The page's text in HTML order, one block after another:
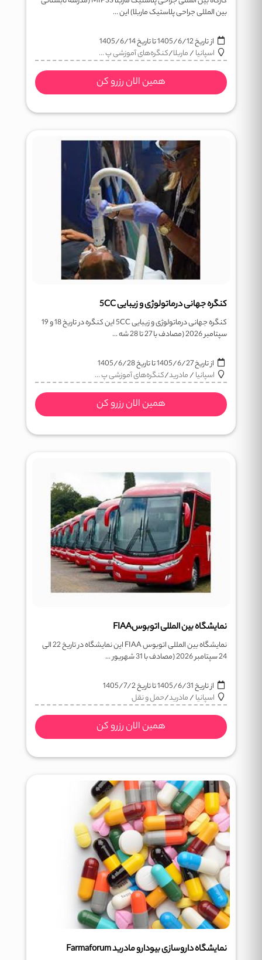
بین المللی جراحی پلاستیک ماربلا) این ...
از تاریخ1405/6/12تا تاریخ1405/6/14
اسپانیا/ماربلا/کنگره‌های آموزشی پ ...
همین الان رزرو کن
کنگره جهانی درماتولوژی و زیبایی 5CC
کنگره جهانی درماتولوژی و زیبایی 5CC این کنگره در تاریخ 18 و 19
سپتامبر 2026 (مصادف با 27 تا 28 شه ...
از تاریخ1405/6/27تا تاریخ1405/6/28
اسپانیا/مادرید/کنگره‌های آموزشی پ ...
همین الان رزرو کن
نمایشگاه بین المللی اتوبوسFIAA
نمایشگاه بین المللی اتوبوس FIAA این نمایشگاه در تاریخ 22 الی
24 سپتامبر 2026 (مصادف با 31 شهریور ...
از تاریخ1405/6/31تا تاریخ1405/7/2
اسپانیا/مادرید/حمل و نقل
همین الان رزرو کن
نمایشگاه داروسازی بیودارو مادرید Farmaforum